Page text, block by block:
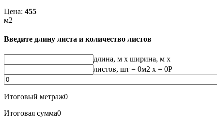
Цена: 455
м2
Введите длину листа и количество листов
длина, м x ширина, м x
листов, шт = 0м2 x = 0Р
Итоговый метраж0
Итоговая сумма0